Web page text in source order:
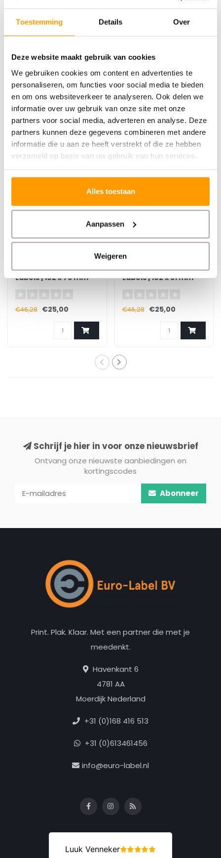
Toestemming Details Over
Deze website maakt gebruik van cookies
We gebruiken cookies om content en advertenties te
personaliseren, om functies voor social media te bieden
en om ons websiteverkeer te analyseren. Ook delen we
informatie over uw gebruik van onze site met onze
partners voor social media, adverteren en analyse. Deze
partners kunnen deze gegevens combineren met andere
informatie die u aan ze heeft verstrekt of die ze hebben
verzameld op basis van uw gebruik van hun services.
Alles toestaan
Aanpassen
Weigeren
Heb je een vraag of twijfel je over de juiste oplossing?
Bel ons of start een chat via de website.
Specificaties
Reviews
Gerelateerde producten
Labels | 102 x 76 mm
€46,28 €25,00
EPSON
Labels | 102 x 51 mm
€46,28 €25,00
Schrijf je hier in voor onze nieuwsbrief
Ontvang onze nieuwste aanbiedingen en
kortingscodes
Abonneer
Print. Plak. Klaar. Met een partner die met je
meedenkt.
Havenkant 6
4781 AA
Moerdijk Nederland
+31 (0)168 416 513
+31 (0)613461456
info@euro-label.nl